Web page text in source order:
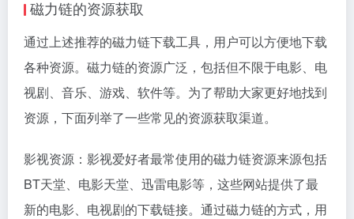
磁力链的资源获取
通过上述推荐的磁力链下载工具，用户可以方便地下载
各种资源。磁力链的资源广泛，包括但不限于电影、电
视剧、音乐、游戏、软件等。为了帮助大家更好地找到
资源，下面列举了一些常见的资源获取渠道。
影视资源：影视爱好者最常使用的磁力链资源来源包括
BT天堂、电影天堂、迅雷电影等，这些网站提供了最
新的电影、电视剧的下载链接。通过磁力链的方式，用